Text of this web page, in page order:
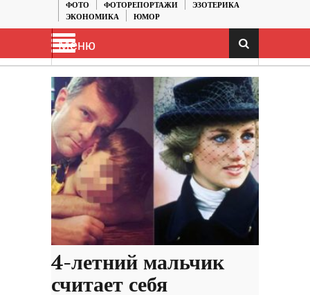
ФОТО
ФОТОРЕПОРТАЖИ
ЭЗОТЕРИКА
ЭКОНОМИКА
ЮМОР
Меню
4-летний мальчик
считает себя